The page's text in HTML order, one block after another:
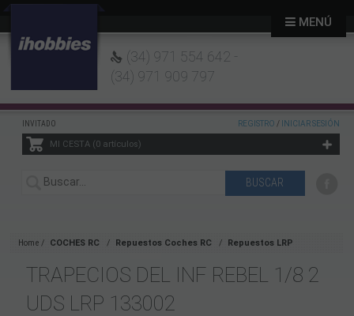
(34) 971 554 642 -
(34) 971 909 797
INVITADO REGISTRO / INICIAR SESIÓN
MI CESTA 0artículos
MENÚ
Home COCHES RC Repuestos Coches RC Repuestos LRP
TRAPECIOS DEL INF REBEL 1/8 2
UDS LRP 133002